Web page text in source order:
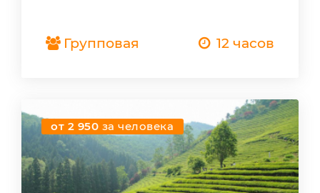
Групповая 12 часов
от 2 950 за человека